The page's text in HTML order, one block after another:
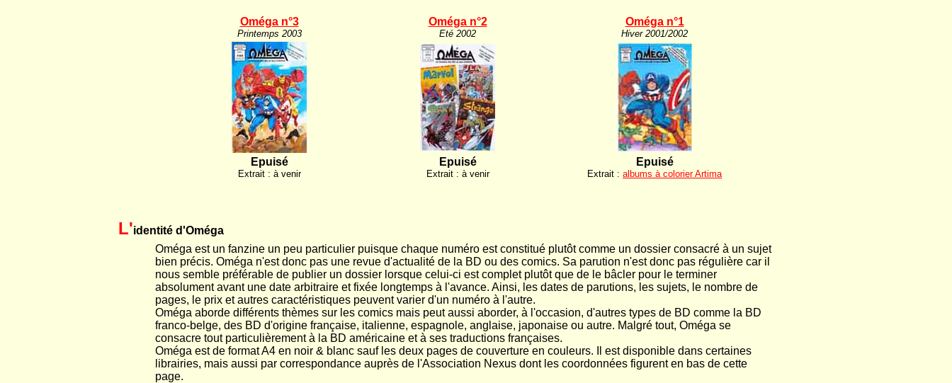
Oméga n°3
Printemps 2003
Oméga n°2
Eté 2002
Oméga n°1
Hiver 2001/2002
Epuisé
Extrait : à venir
Epuisé
Extrait : à venir
Epuisé
Extrait : albums à colorier Artima
L'identité d'Oméga
Oméga est un fanzine un peu particulier puisque chaque numéro est constitué plutôt comme un dossier consacré à un sujet
bien précis. Oméga n'est donc pas une revue d'actualité de la BD ou des comics. Sa parution n'est donc pas régulière car il
nous semble préférable de publier un dossier lorsque celui-ci est complet plutôt que de le bâcler pour le terminer
absolument avant une date arbitraire et fixée longtemps à l'avance. Ainsi, les dates de parutions, les sujets, le nombre de
pages, le prix et autres caractéristiques peuvent varier d'un numéro à l'autre.
Oméga aborde différents thèmes sur les comics mais peut aussi aborder, à l'occasion, d'autres types de BD comme la BD
franco-belge, des BD d'origine française, italienne, espagnole, anglaise, japonaise ou autre. Malgré tout, Oméga se
consacre tout particulièrement à la BD américaine et à ses traductions françaises.
Oméga est de format A4 en noir & blanc sauf les deux pages de couverture en couleurs. Il est disponible dans certaines
librairies, mais aussi par correspondance auprès de l'Association Nexus dont les coordonnées figurent en bas de cette
page.